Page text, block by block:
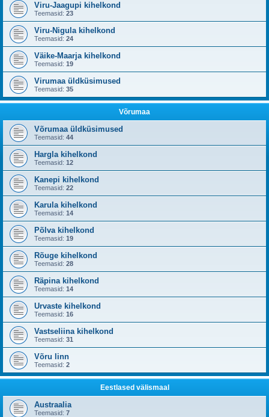
Viru-Jaagupi kihelkond
Teemasid: 23
Viru-Nigula kihelkond
Teemasid: 24
Väike-Maarja kihelkond
Teemasid: 19
Virumaa üldküsimused
Teemasid: 35
Võrumaa
Võrumaa üldküsimused
Teemasid: 44
Hargla kihelkond
Teemasid: 12
Kanepi kihelkond
Teemasid: 22
Karula kihelkond
Teemasid: 14
Põlva kihelkond
Teemasid: 19
Rõuge kihelkond
Teemasid: 28
Räpina kihelkond
Teemasid: 14
Urvaste kihelkond
Teemasid: 16
Vastseliina kihelkond
Teemasid: 31
Võru linn
Teemasid: 2
Eestlased välismaal
Austraalia
Teemasid: 7